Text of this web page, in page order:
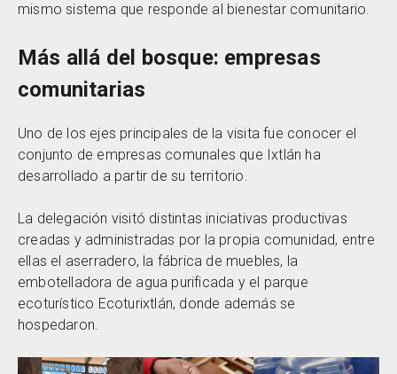
mismo sistema que responde al bienestar comunitario.
Más allá del bosque: empresas
comunitarias
Uno de los ejes principales de la visita fue conocer el
conjunto de empresas comunales que Ixtlán ha
desarrollado a partir de su territorio.
La delegación visitó distintas iniciativas productivas
creadas y administradas por la propia comunidad, entre
ellas el aserradero, la fábrica de muebles, la
embotelladora de agua purificada y el parque
ecoturístico Ecoturixtlán, donde además se
hospedaron.